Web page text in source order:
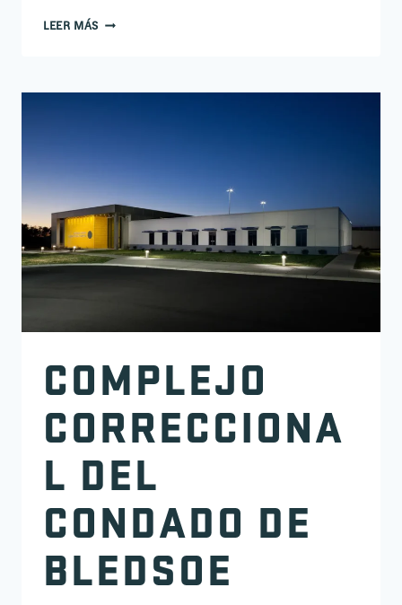
LEER MÁS CÁRCEL DEL CONDADO DE DESOTO
COMPLEJO
CORRECCIONA
L DEL
CONDADO DE
BLEDSOE